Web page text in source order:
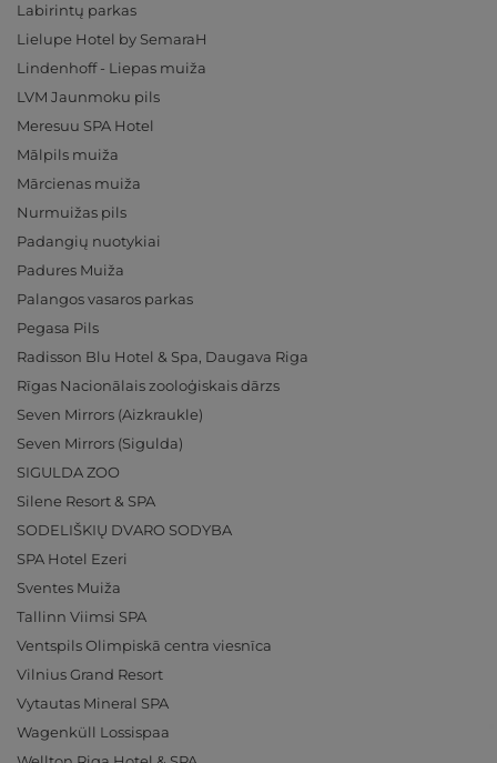
Labirintų parkas
Lielupe Hotel by SemaraH
Lindenhoff - Liepas muiža
LVM Jaunmoku pils
Meresuu SPA Hotel
Mālpils muiža
Mārcienas muiža
Nurmuižas pils
Padangių nuotykiai
Padures Muiža
Palangos vasaros parkas
Pegasa Pils
Radisson Blu Hotel & Spa, Daugava Riga
Rīgas Nacionālais zooloģiskais dārzs
Seven Mirrors (Aizkraukle)
Seven Mirrors (Sigulda)
SIGULDA ZOO
Silene Resort & SPA
SODELIŠKIŲ DVARO SODYBA
SPA Hotel Ezeri
Sventes Muiža
Tallinn Viimsi SPA
Ventspils Olimpiskā centra viesnīca
Vilnius Grand Resort
Vytautas Mineral SPA
Wagenküll Lossispaa